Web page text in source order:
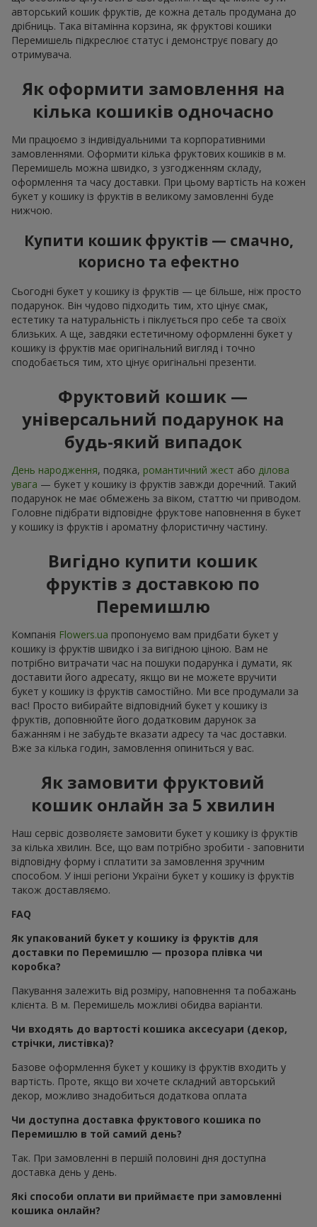
авторський кошик фруктів, де кожна деталь продумана до
дрібниць. Така вітамінна корзина, як фруктові кошики
Перемишель підкреслює статус і демонструє повагу до
отримувача.
Як оформити замовлення на
кілька кошиків одночасно
Ми працюємо з індивідуальними та корпоративними
замовленнями. Оформити кілька фруктових кошиків в м.
Перемишель можна швидко, з узгодженням складу,
оформлення та часу доставки. При цьому вартість на кожен
букет у кошику із фруктів в великому замовленні буде
нижчою.
Купити кошик фруктів — смачно,
корисно та ефектно
Сьогодні букет у кошику із фруктів — це більше, ніж просто
подарунок. Він чудово підходить тим, хто цінує смак,
естетику та натуральність і піклується про себе та своїх
близьких. А ще, завдяки естетичному оформленні букет у
кошику із фруктів має оригінальний вигляд і точно
сподобається тим, хто цінує оригінальні презенти.
Фруктовий кошик —
універсальний подарунок на
будь-який випадок
День народження, подяка, романтичний жест або ділова
увага — букет у кошику із фруктів завжди доречний. Такий
подарунок не має обмежень за віком, статтю чи приводом.
Головне підібрати відповідне фруктове наповнення в букет
у кошику із фруктів і ароматну флористичну частину.
Вигідно купити кошик
фруктів з доставкою по
Перемишлю
Компанія Flowers.ua пропонуємо вам придбати букет у
кошику із фруктів швидко і за вигідною ціною. Вам не
потрібно витрачати час на пошуки подарунка і думати, як
доставити його адресату, якщо ви не можете вручити
букет у кошику із фруктів самостійно. Ми все продумали за
вас! Просто вибирайте відповідний букет у кошику із
фруктів, доповнюйте його додатковим дарунок за
бажанням і не забудьте вказати адресу та час доставки.
Вже за кілька годин, замовлення опиниться у вас.
Як замовити фруктовий
кошик онлайн за 5 хвилин
Наш сервіс дозволяєте замовити букет у кошику із фруктів
за кілька хвилин. Все, що вам потрібно зробити - заповнити
відповідну форму і сплатити за замовлення зручним
способом. У інші регіони України букет у кошику із фруктів
також доставляємо.
FAQ
Як упакований букет у кошику із фруктів для
доставки по Перемишлю — прозора плівка чи
коробка?
Пакування залежить від розміру, наповнення та побажань
клієнта. В м. Перемишель можливі обидва варіанти.
Чи входять до вартості кошика аксесуари (декор,
стрічки, листівка)?
Базове оформлення букет у кошику із фруктів входить у
вартість. Проте, якщо ви хочете складний авторський
декор, можливо знадобиться додаткова оплата
Чи доступна доставка фруктового кошика по
Перемишлю в той самий день?
Так. При замовленні в першій половині дня доступна
доставка день у день.
Які способи оплати ви приймаєте при замовленні
кошика онлайн?